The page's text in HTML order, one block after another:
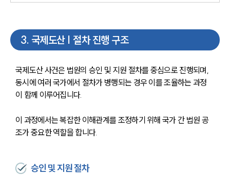
3. 국제도산 | 절차 진행 구조
국제도산 사건은 법원의 승인 및 지원 절차를 중심으로 진행되며,
동시에 여러 국가에서 절차가 병행되는 경우 이를 조율하는 과정
이 함께 이루어집니다.
이 과정에서는 복잡한 이해관계를 조정하기 위해 국가 간 법원 공
조가 중요한 역할을 합니다.
승인 및 지원 절차